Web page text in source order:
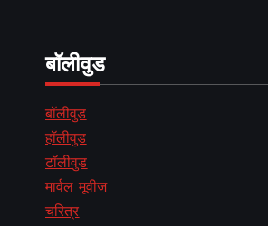
बॉलीवुड
बॉलीवुड
हॉलीवुड
टॉलीवुड
मार्वल मूवीज
चरित्र